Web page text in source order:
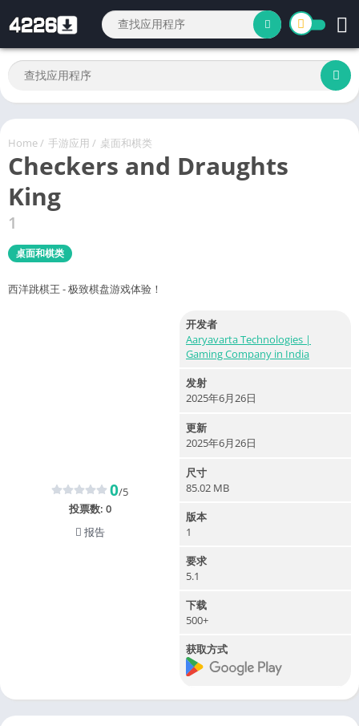
Home/ 手游应用 / 桌面和棋类
Checkers and Draughts
King
1
桌面和棋类
西洋跳棋王 - 极致棋盘游戏体验！
0/5
投票数: 0
报告
开发者
Aaryavarta Technologies |
Gaming Company in India
发射
2025年6月26日
更新
2025年6月26日
尺寸
85.02 MB
版本
1
要求
5.1
下载
500+
获取方式